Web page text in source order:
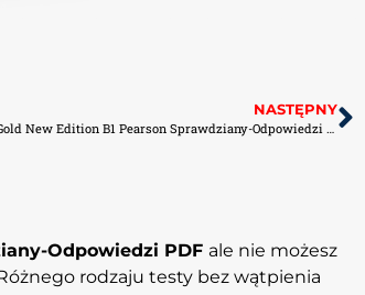
NASTĘPNY
Gold New Edition B1 Pearson Sprawdziany-Odpowiedzi PDF
Odpowiedzi PDF ale nie możesz
rodzaju testy bez wątpienia